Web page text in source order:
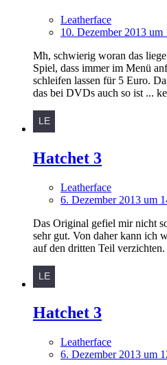
Leatherface
10. Dezember 2013 um
Mh, schwierig woran das
Spiel, dass immer im Menü
schleifen lassen für 5 Euro.
das bei DVDs auch so ist ...
Hatchet 3
Leatherface
6. Dezember 2013 um
Das Original gefiel mir nicht
sehr gut. Von daher kann ich
auf den dritten Teil verzichten.
Hatchet 3
Leatherface
6. Dezember 2013 um